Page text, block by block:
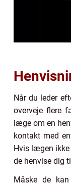
Når du leder
overveje flere
læge om en
kontakt med
Hvis lægen
de henvise dig
Måske de